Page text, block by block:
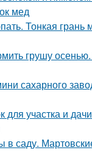
мед
Тонкая грань
грушу
сахарного
для участка и
в саду.